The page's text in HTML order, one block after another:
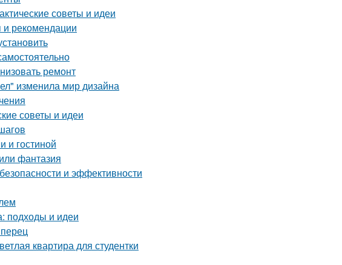
советы и идеи
и рекомендации
ремонт
изменила мир дизайна
советы и идеи
и гостиной
фантазия
и эффективности
подходы и идеи
квартира для студентки